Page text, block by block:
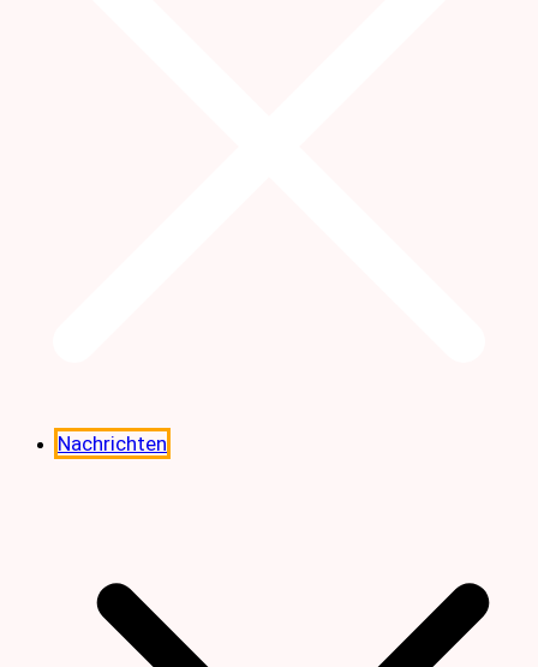
Nachrichten